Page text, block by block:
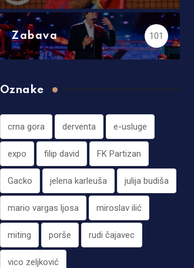
Zabava 101
Oznake
crna gora derventa e-usluge
expo filip david FK Partizan
Gacko jelena karleuša julija budiša
mario vargas ljosa miroslav ilić
miting porše rudi čajavec
vico zeljković